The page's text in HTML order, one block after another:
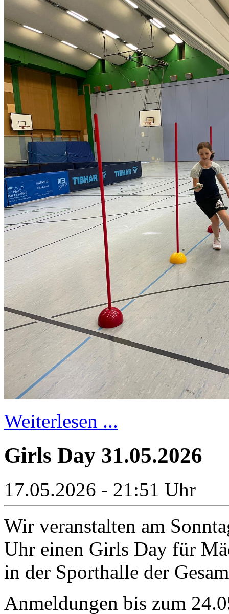
Weiterlesen ...
Girls Day 31.05.2026
17.05.2026 - 21:51 Uhr
Wir veranstalten am
Uhr einen Girls Day für
in der Sporthalle der
Anmeldungen bis zum